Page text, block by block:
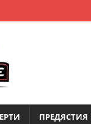
ПРЕДЯСТИЯ